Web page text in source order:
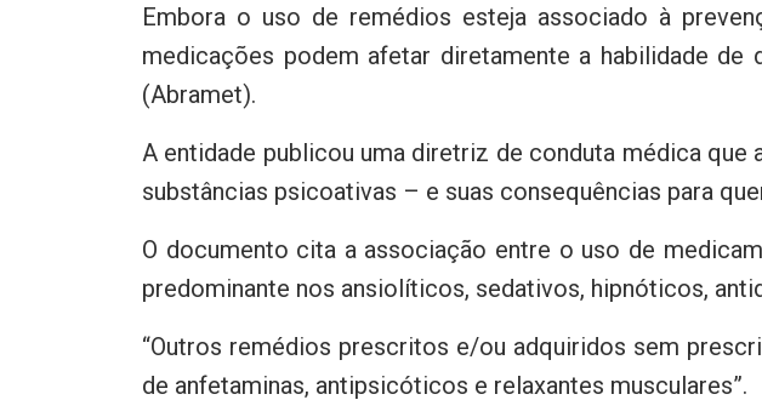
Embora o uso de remédios esteja associado à
medicações podem afetar diretamente a habilidade
(Abramet).
A entidade publicou uma diretriz de conduta médica
substâncias psicoativas – e suas consequências para
O documento cita a associação entre o uso de
predominante nos ansiolíticos, sedativos, hipnóticos,
“Outros remédios prescritos e/ou adquiridos sem
de anfetaminas, antipsicóticos e relaxantes musculares”.